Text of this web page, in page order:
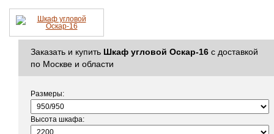
Заказать и купить Шкаф угловой Оскар-16 с доставкой
по Москве и области
Размеры:
Высота шкафа: